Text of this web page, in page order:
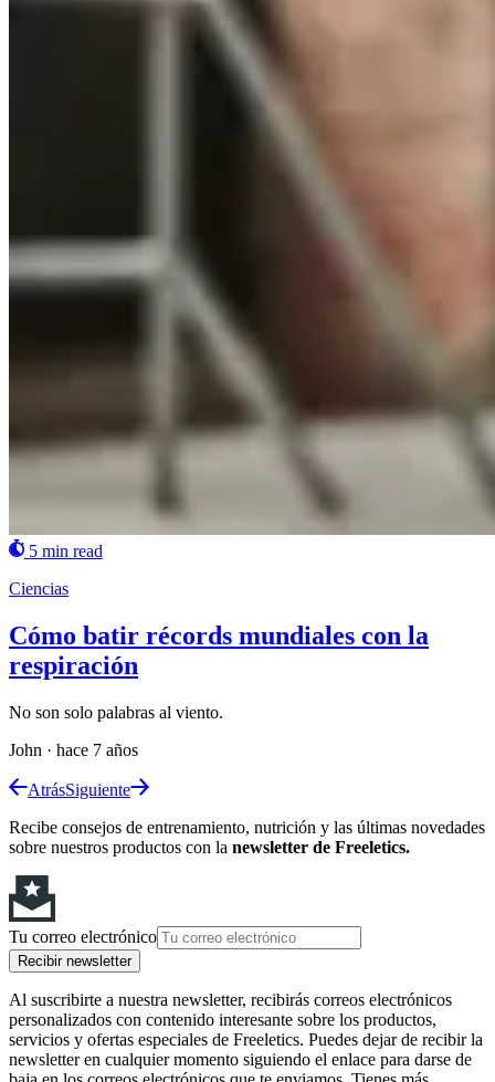
5 min read
Ciencias
Cómo batir récords mundiales con la
respiración
No son solo palabras al viento.
John · hace 7 años
AtrásSiguiente
Recibe consejos de entrenamiento, nutrición y las últimas novedades
sobre nuestros productos con la newsletter de Freeletics.
Tu correo electrónico
Recibir newsletter
Al suscribirte a nuestra newsletter, recibirás correos electrónicos
personalizados con contenido interesante sobre los productos,
servicios y ofertas especiales de Freeletics. Puedes dejar de recibir la
newsletter en cualquier momento siguiendo el enlace para darse de